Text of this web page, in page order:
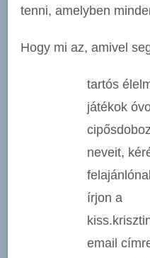
tenni, amelyben
Hogy mi az, amivel
tartós
játékok
neveit,
írjon a
email